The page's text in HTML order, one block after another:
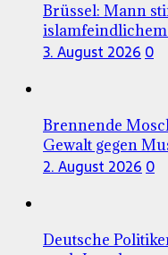
Brüssel: Mann
3. August 20260
Brennende
Gewalt gegen
2. August 20260
Deutsche